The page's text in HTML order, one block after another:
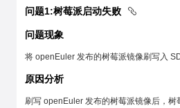
问题1:树莓派启动失败
问题现象
将 openEuler 发布的树莓派镜像刷写入
原因分析
刷写 openEuler 发布的树莓派镜像后，